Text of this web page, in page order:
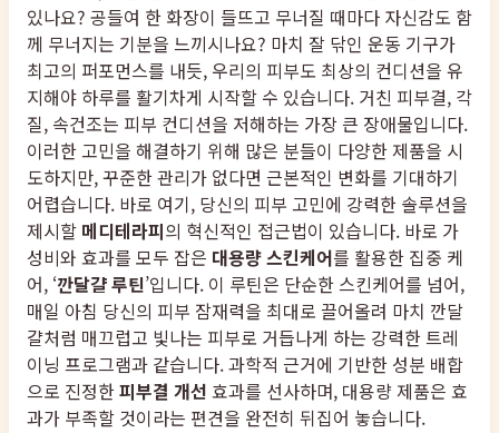
있나요? 공들여 한 화장이 들뜨고 무너질 때마다 자신감도 함
께 무너지는 기분을 느끼시나요? 마치 잘 닦인 운동 기구가
최고의 퍼포먼스를 내듯, 우리의 피부도 최상의 컨디션을 유
지해야 하루를 활기차게 시작할 수 있습니다. 거친 피부결, 각
질, 속건조는 피부 컨디션을 저해하는 가장 큰 장애물입니다.
이러한 고민을 해결하기 위해 많은 분들이 다양한 제품을 시
도하지만, 꾸준한 관리가 없다면 근본적인 변화를 기대하기
어렵습니다. 바로 여기, 당신의 피부 고민에 강력한 솔루션을
제시할 메디테라피의 혁신적인 접근법이 있습니다. 바로 가
성비와 효과를 모두 잡은 대용량 스킨케어를 활용한 집중 케
어, ‘깐달걀 루틴’입니다. 이 루틴은 단순한 스킨케어를 넘어,
매일 아침 당신의 피부 잠재력을 최대로 끌어올려 마치 깐달
걀처럼 매끄럽고 빛나는 피부로 거듭나게 하는 강력한 트레
이닝 프로그램과 같습니다. 과학적 근거에 기반한 성분 배합
으로 진정한피부결 개선 효과를 선사하며, 대용량 제품은 효
과가 부족할 것이라는 편견을 완전히 뒤집어 놓습니다.